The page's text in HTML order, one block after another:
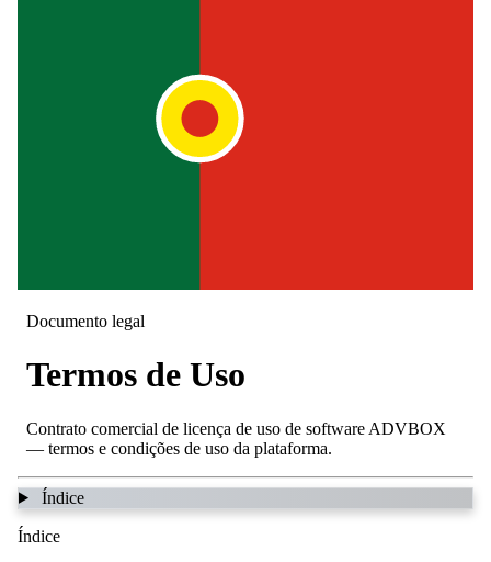
Documento legal
Termos de Uso
Contrato comercial de licença de uso de software ADVBOX
— termos e condições de uso da plataforma.
Índice
Índice